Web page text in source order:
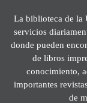
La biblioteca de la
servicios
donde pueden
de libros
conocimiento,
importantes
de